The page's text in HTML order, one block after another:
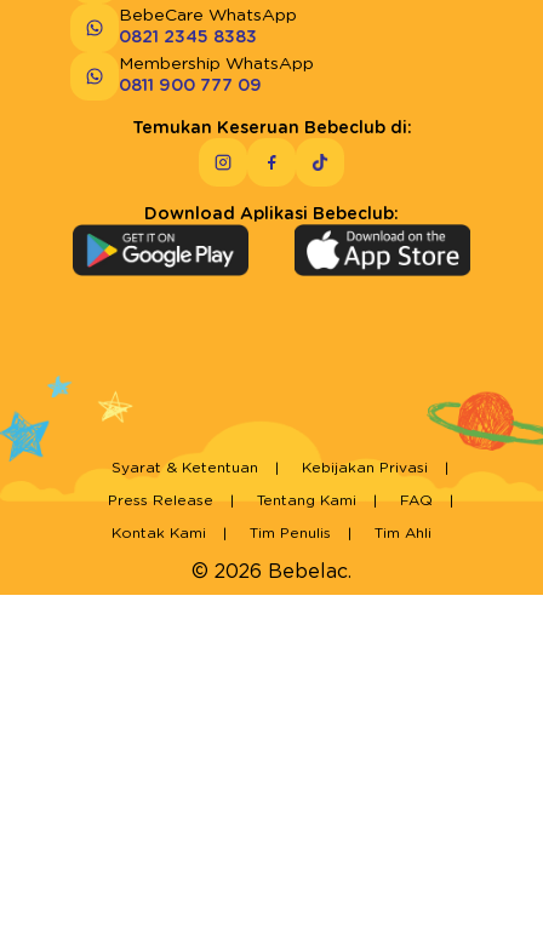
BebeCare WhatsApp
0821 2345 8383
Membership WhatsApp
0811 900 777 09
Temukan Keseruan Bebeclub di:
Download Aplikasi Bebeclub:
© 2026 Bebelac.
Syarat & Ketentuan Kebijakan Privasi
Press Release Tentang Kami FAQ
Kontak Kami Tim Penulis Tim Ahli